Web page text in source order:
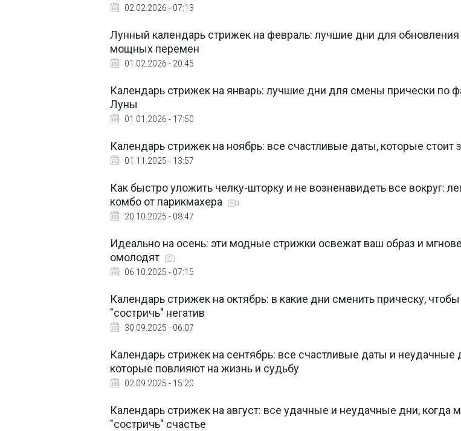
02.02.2026 - 07:13
Лунный календарь стрижек на февраль: лучшие дни для обновления
мощных перемен
01.02.2026 - 20:45
Календарь стрижек на январь: лучшие дни для смены прически по
Луны
01.01.2026 - 17:50
Календарь стрижек на ноябрь: все счастливые даты, которые стоит
01.11.2025 - 13:57
Как быстро уложить челку-шторку и не возненавидеть все вокруг:
комбо от парикмахера
20.10.2025 - 08:47
Идеально на осень: эти модные стрижки освежат ваш образ и
омолодят
06.10.2025 - 07:15
Календарь стрижек на октябрь: в какие дни сменить прическу, чтобы
"состричь" негатив
30.09.2025 - 06:07
Календарь стрижек на сентябрь: все счастливые даты и неудачные
которые повлияют на жизнь и судьбу
02.09.2025 - 15:20
Календарь стрижек на август: все удачные и неудачные дни, когда
"состричь" счастье